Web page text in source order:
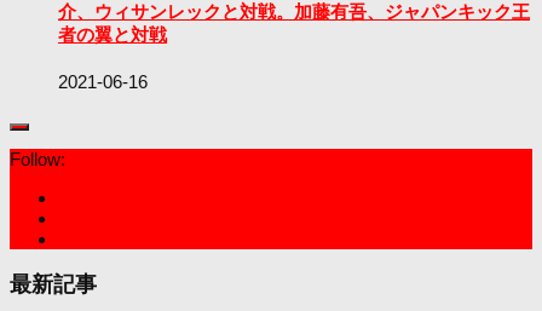
介、ウィサンレックと対戦。加藤有吾、ジャパンキック王
者の翼と対戦
2021-06-16
Follow:
最新記事